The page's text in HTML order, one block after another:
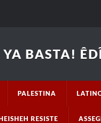
BASTA!
PALESTINA
RESISTE